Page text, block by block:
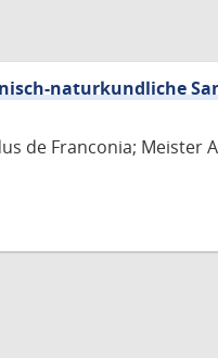
naturkundliche
de Franconia; Meister